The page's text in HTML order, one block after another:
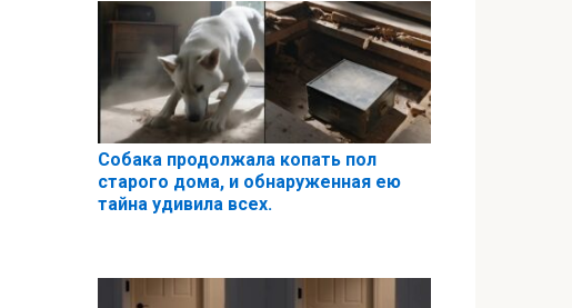
Собака продолжала копать пол
старого дома, и обнаруженная ею
тайна удивила всех.